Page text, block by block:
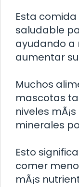
Esta
saludable
ayudando a
aumentar
Muchos
mascotas
niveles
minerales
Esto
comer
mÃ¡s